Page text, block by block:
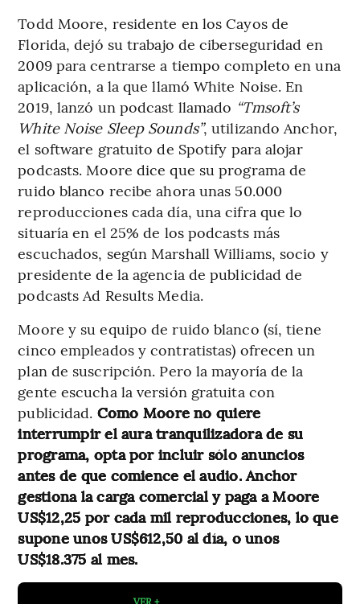
Todd Moore, residente en los Cayos de
Florida, dejó su trabajo de ciberseguridad en
2009 para centrarse a tiempo completo en una
aplicación, a la que llamó White Noise. En
2019, lanzó un podcast llamado “Tmsoft’s
White Noise Sleep Sounds”, utilizando Anchor,
el software gratuito de Spotify para alojar
podcasts. Moore dice que su programa de
ruido blanco recibe ahora unas 50.000
reproducciones cada día, una cifra que lo
situaría en el 25% de los podcasts más
escuchados, según Marshall Williams, socio y
presidente de la agencia de publicidad de
podcasts Ad Results Media.
Moore y su equipo de ruido blanco (sí, tiene
cinco empleados y contratistas) ofrecen un
plan de suscripción. Pero la mayoría de la
gente escucha la versión gratuita con
publicidad. Como Moore no quiere
interrumpir el aura tranquilizadora de su
programa, opta por incluir sólo anuncios
antes de que comience el audio. Anchor
gestiona la carga comercial y paga a Moore
US$12,25 por cada mil reproducciones, lo que
supone unos US$612,50 al día, o unos
US$18.375 al mes.
VER +